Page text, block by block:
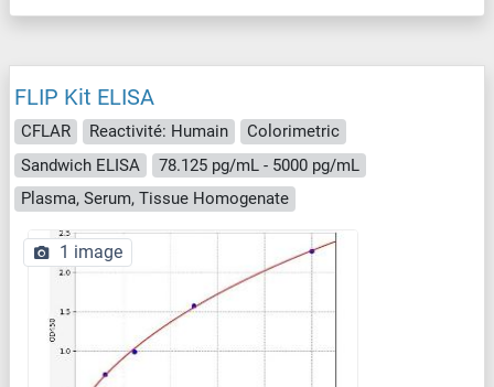
FLIP Kit ELISA
CFLAR Reactivité: Humain
Colorimetric
Sandwich ELISA
78.125 pg/mL - 5000 pg/mL
Plasma, Serum, Tissue Homogenate
1 image